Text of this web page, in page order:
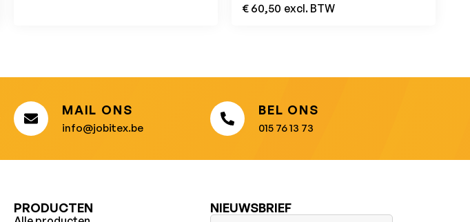
€ 60,50 excl. BTW
MAIL ONS
info@jobitex.be
BEL ONS
015 76 13 73
PRODUCTEN NIEUWSBRIEF